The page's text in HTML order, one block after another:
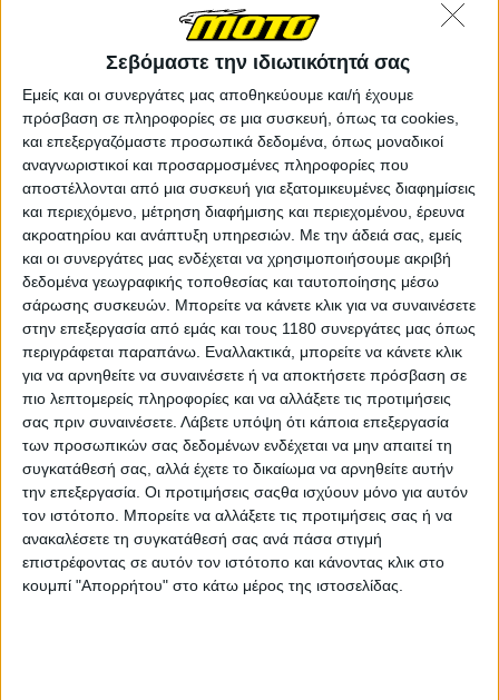
Σεβόμαστε την ιδιωτικότητά σας
Εμείς και οι συνεργάτες μας αποθηκεύουμε και/ή έχουμε
πρόσβαση σε πληροφορίες σε μια συσκευή, όπως τα cookies,
και επεξεργαζόμαστε προσωπικά δεδομένα, όπως μοναδικοί
αναγνωριστικοί και προσαρμοσμένες πληροφορίες που
αποστέλλονται από μια συσκευή για εξατομικευμένες διαφημίσεις
και περιεχόμενο, μέτρηση διαφήμισης και περιεχομένου, έρευνα
ακροατηρίου και ανάπτυξη υπηρεσιών. Με την άδειά σας, εμείς
και οι συνεργάτες μας ενδέχεται να χρησιμοποιήσουμε ακριβή
δεδομένα γεωγραφικής τοποθεσίας και ταυτοποίησης μέσω
σάρωσης συσκευών. Μπορείτε να κάνετε κλικ για να συναινέσετε
στην επεξεργασία από εμάς και τους 1180 συνεργάτες μας όπως
περιγράφεται παραπάνω. Εναλλακτικά, μπορείτε να κάνετε κλικ
για να αρνηθείτε να συναινέσετε ή να αποκτήσετε πρόσβαση σε
πιο λεπτομερείς πληροφορίες και να αλλάξετε τις προτιμήσεις
σας πριν συναινέσετε. Λάβετε υπόψη ότι κάποια επεξεργασία
των προσωπικών σας δεδομένων ενδέχεται να μην απαιτεί τη
συγκατάθεσή σας, αλλά έχετε το δικαίωμα να αρνηθείτε αυτήν
την επεξεργασία. Οι προτιμήσεις σαςθα ισχύουν μόνο για αυτόν
τον ιστότοπο. Μπορείτε να αλλάξετε τις προτιμήσεις σας ή να
ανακαλέσετε τη συγκατάθεσή σας ανά πάσα στιγμή
επιστρέφοντας σε αυτόν τον ιστότοπο και κάνοντας κλικ στο
κουμπί "Απορρήτου" στο κάτω μέρος της ιστοσελίδας.
Από το 2023 η εταιρεία με έδρα στο Bergamo έχει
αναλάβει επίσης τον ρόλο τουBraking Inspiration
Partner του MotoGP,ενώ κατέχει θέσηκεντρικής
χορηγού στο Ιταλικό GP στο Mugello.
Συνολικάτο σύστημα φρένων της Brembo για το
MotoGP ζυγίζει περίπου 2.3 kg.Οι αναβάτες έχουν
επιλογές διάφορων ανθρακονημάτινων δίσκων
ανάλογα με το οδηγικό τους στυλ. Μια από τις
δημοφιλέστερες λύσεις είναι ο δίσκος με ψήκτρες
που επιτρέπει καλύτερη απαγωγή θερμότητας, ζυγίζει
1.4 kg και πρέπει να διατηρείται σε ένα εύρος
θερμοκρασίας λειτουργίας μεταξύ 250 και 850 βαθμών
Κελσίου.